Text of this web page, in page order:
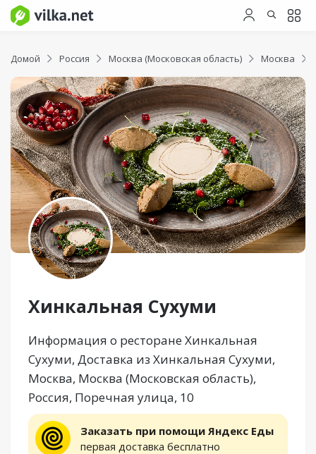
Домой Россия Москва (Московская область) Москва
Хинкальная Сухуми
Информация о ресторане Хинкальная
Сухуми, Доставка из Хинкальная Сухуми,
Москва, Москва (Московская область),
Россия, Поречная улица, 10
Заказать при помощи Яндекс Еды
первая доставка бесплатно